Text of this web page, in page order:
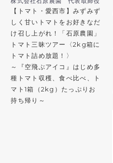
【トマト・愛西市】みずみず
しく甘いトマトをお好きなだ
け召し上がれ！「石原農園」
トマト三昧ツアー〈2kg箱に
トマト詰め放題！〉
～『空飛ぶアイコ』はじめ多
種トマト収穫、食べ比べ、ト
マト1箱（2kg）たっぷりお
持ち帰り～